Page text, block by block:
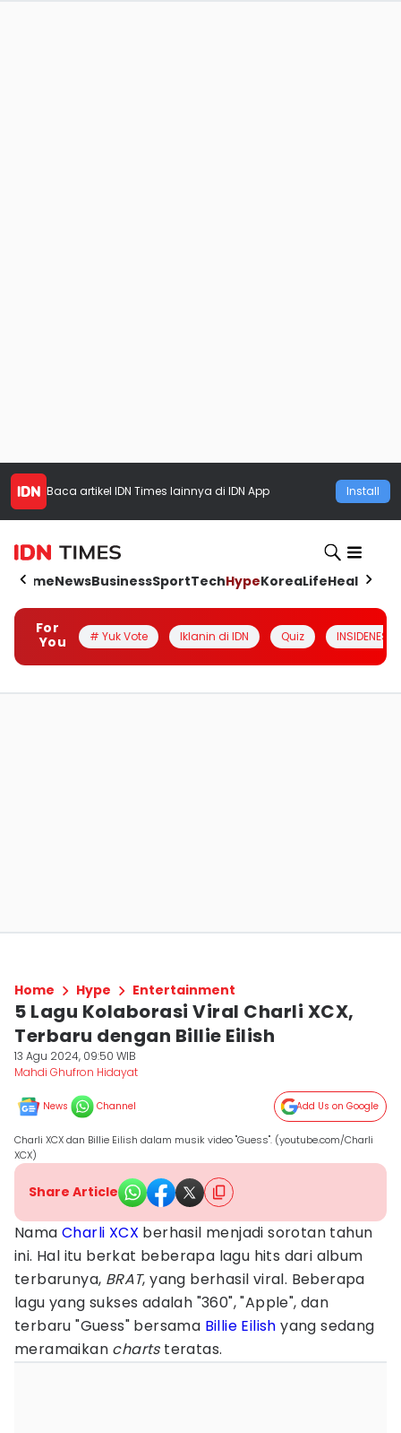
Baca artikel IDN Times lainnya di IDN App Install
HomeNewsBusinessSportTechHypeKoreaLifeHealth
For
You
# Yuk Vote Iklanin di IDN Quiz INSIDENESIA
Home Hype Entertainment
5 Lagu Kolaborasi Viral Charli XCX,
Terbaru dengan Billie Eilish
13 Agu 2024, 09:50 WIB
Mahdi Ghufron Hidayat
News Channel Add Us on Google
Charli XCX dan Billie Eilish dalam musik video "Guess". (youtube.com/Charli
XCX)
Share Article
Nama Charli XCX berhasil menjadi sorotan tahun
ini. Hal itu berkat beberapa lagu hits dari album
terbarunya, BRAT, yang berhasil viral. Beberapa
lagu yang sukses adalah "360", "Apple", dan
terbaru "Guess" bersama Billie Eilish yang sedang
meramaikan chartsteratas.